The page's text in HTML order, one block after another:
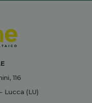
116
Lucca (LU)